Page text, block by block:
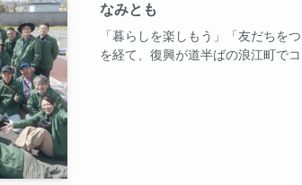
なみとも
「暮らしを楽しもう」「友だちを
を経て、復興が道半ばの浪江町で